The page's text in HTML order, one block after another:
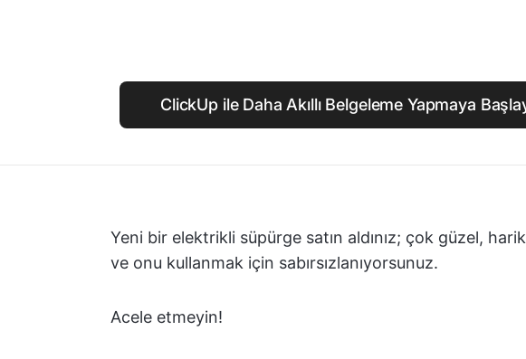
ClickUp ile Daha Akıllı Belgeleme Yapmaya
Yeni bir elektrikli süpürge satın aldınız; çok güzel,
ve onu kullanmak için sabırsızlanıyorsunuz.
Acele etmeyin!